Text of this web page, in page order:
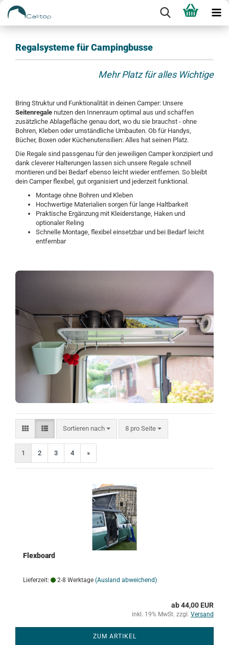
Regalsysteme für Campingbusse
Mehr Platz für alles Wichtige
Bring Struktur und Funktionalität in deinen Camper: Unsere
Seitenregale nutzen den Innenraum optimal aus und schaffen
zusätzliche Ablagefläche genau dort, wo du sie brauchst - ohne
Bohren, Kleben oder umständliche Umbauten. Ob für Handys,
Bücher, Boxen oder Küchenutensilien: Alles hat seinen Platz.
Die Regale sind passgenau für den jeweiligen Camper konzipiert und
dank cleverer Halterungen lassen sich unsere Regale schnell
montieren und bei Bedarf ebenso leicht wieder entfernen. So bleibt
dein Camper flexibel, gut organisiert und jederzeit funktional.
Montage ohne Bohren und Kleben
Hochwertige Materialien sorgen für lange Haltbarkeit
Praktische Ergänzung mit Kleiderstange, Haken und
optionaler Reling
Schnelle Montage, flexibel einsetzbar und bei Bedarf leicht
entfernbar
Sortieren nach
Sortieren nach 8 pro Seite
pro Seite
1 2 3 4 »
Flexboard
Lieferzeit: 2-8 Werktage (Ausland abweichend)
ab 44,00 EUR
inkl. 19% MwSt. zzgl. Versand
ZUM ARTIKEL